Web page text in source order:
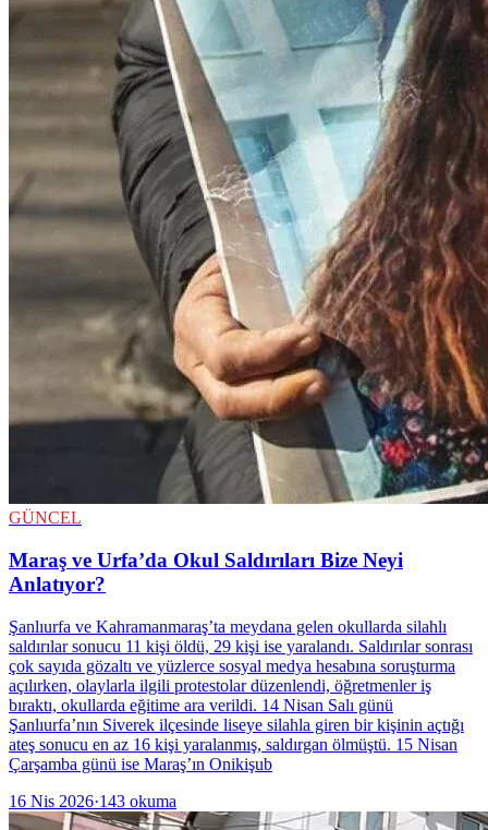
GÜNCEL
Maraş ve Urfa’da Okul Saldırıları Bize Neyi
Anlatıyor?
Şanlıurfa ve Kahramanmaraş’ta meydana gelen okullarda silahlı
saldırılar sonucu 11 kişi öldü, 29 kişi ise yaralandı. Saldırılar sonrası
çok sayıda gözaltı ve yüzlerce sosyal medya hesabına soruşturma
açılırken, olaylarla ilgili protestolar düzenlendi, öğretmenler iş
bıraktı, okullarda eğitime ara verildi. 14 Nisan Salı günü
Şanlıurfa’nın Siverek ilçesinde liseye silahla giren bir kişinin açtığı
ateş sonucu en az 16 kişi yaralanmış, saldırgan ölmüştü. 15 Nisan
Çarşamba günü ise Maraş’ın Onikişub
16 Nis 2026·143 okuma